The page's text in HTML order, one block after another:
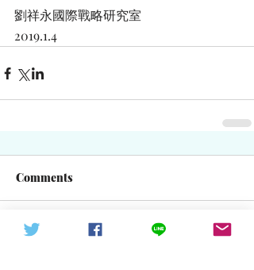
劉祥永國際戰略研究室
2019.1.4
Comments
Write a comment...